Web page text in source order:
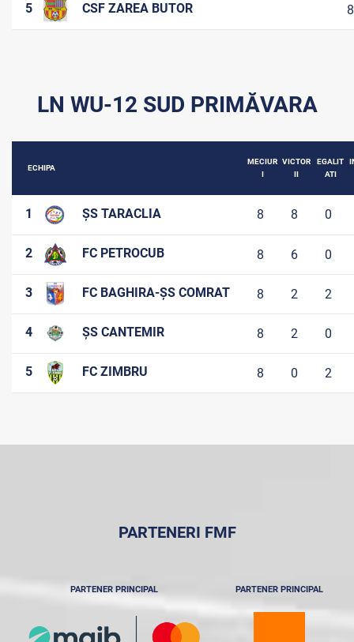
5 CSF ZAREA BUTOR 8
LN WU-12 SUD PRIMĂVARA
ECHIPA
MECIUR
I
VICTOR
II
EGALIT
ATI
1 ȘS TARACLIA 8 8 0
2 FC PETROCUB 8 6 0
3 FC BAGHIRA-ȘS COMRAT 8 2 2
4 ȘS CANTEMIR 8 2 0
5 FC ZIMBRU 8 0 2
PARTENERI FMF
PARTENER PRINCIPAL PARTENER PRINCIPAL